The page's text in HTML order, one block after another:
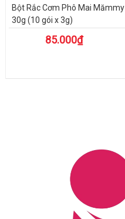
Bột Rắc Cơm Phô Mai Mămmy
30g (10 gói x 3g)
85.000₫